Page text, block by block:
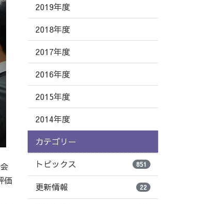
価
2019年度
2018年度
2017年度
2016年度
2015年度
2014年度
カテゴリー
トピックス 851
更新情報 22